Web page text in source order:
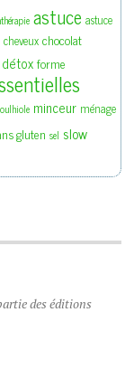
astuce astuce
cheveux chocolat
détoxforme
minceur ménage
gluten sel slow
des éditions